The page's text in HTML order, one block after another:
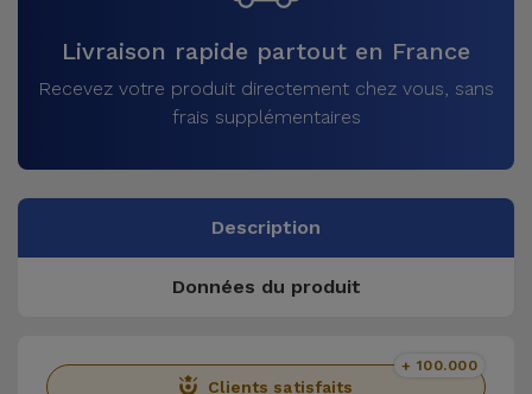
Livraison rapide partout en France
Recevez votre produit directement chez vous, sans
frais supplémentaires
Description
Données du produit
Clients satisfaits
+ 100.000